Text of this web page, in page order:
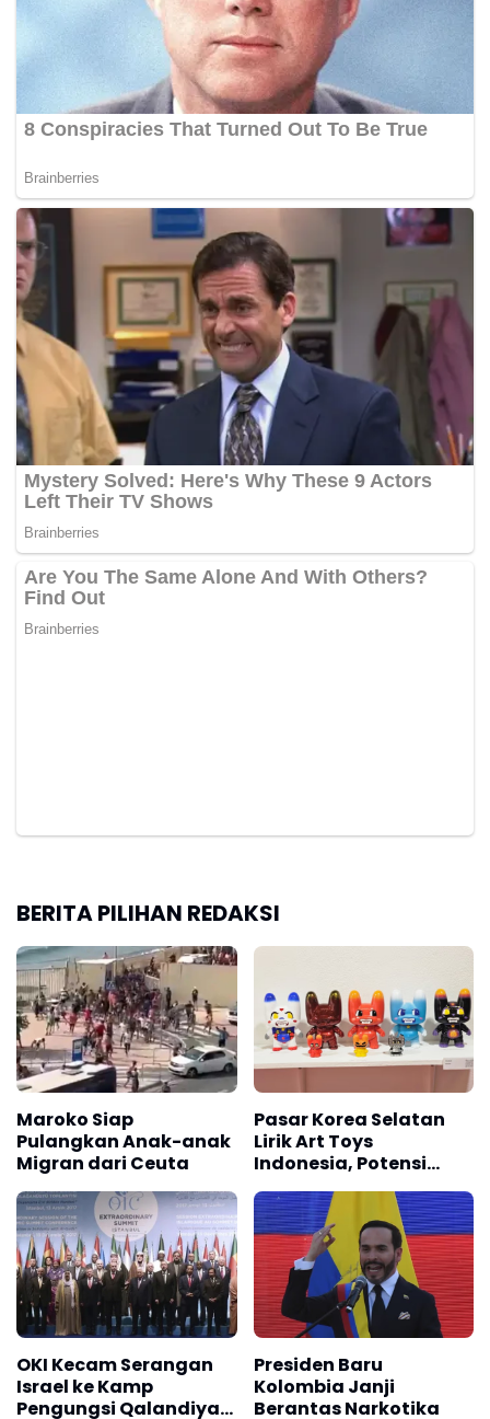
BERITA PILIHAN REDAKSI
Maroko Siap
Pulangkan Anak-anak
Migran dari Ceuta
Pasar Korea Selatan
Lirik Art Toys
Indonesia, Potensi
Transaksi Tembus Rp17
M
OKI Kecam Serangan
Israel ke Kamp
Pengungsi Qalandiya
Presiden Baru
Kolombia Janji
Berantas Narkotika